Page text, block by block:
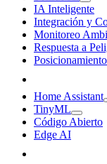
IA Inteligente
Integración y
Monitoreo
Respuesta a
Home Assistant
TinyML
Código Abierto
Edge AI